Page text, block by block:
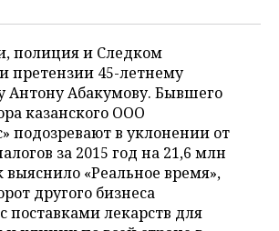
полиция и Следком
претензии 45-летнему
Антону Абакумову. Бывшего
казанского ООО
подозревают в уклонении от
за 2015 год на 21,6 млн
выяснило «Реальное время»,
другого бизнеса
поставками лекарств для